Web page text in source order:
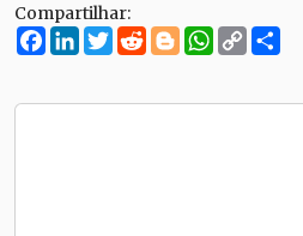
Compartilhar:
Facebook
LinkedIn
Twitter
RedditBloggerWhatsApp
Copy
Link